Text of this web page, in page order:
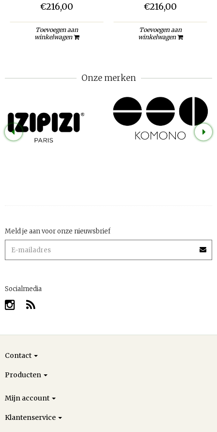
€216,00
Toevoegen aan
winkelwagen
€216,00
Toevoegen aan
winkelwagen
Onze merken
Meld je aan voor onze nieuwsbrief
Socialmedia
Contact
Producten
Mijn account
Klantenservice